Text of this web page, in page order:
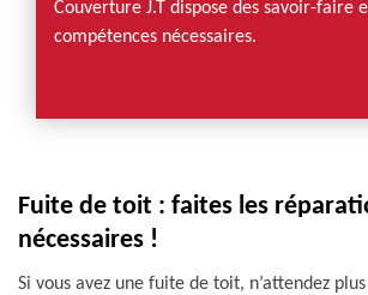
Couverture J.T dispose des savoir-faire
compétences nécessaires.
Fuite de toit : faites les
nécessaires !
Si vous avez une fuite de toit, n’attendez